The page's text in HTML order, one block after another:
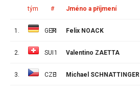
tým # Jméno a příjmení
1. GER
31 Felix NOACK
2. SUI 1 Valentino ZAETTA
3. CZE1 Michael SCHNATTINGER